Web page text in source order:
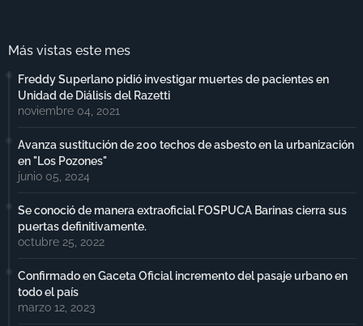
Más vistas este mes
Freddy Superlano pidió investigar muertes de pacientes en
Unidad de Diálisis del Razetti
noviembre 04, 2021
Avanza sustitución de 200 techos de asbesto en la urbanización
en "Los Pozones"
junio 05, 2024
Se conoció de manera extraoficial FOSPUCA Barinas cierra sus
puertas definitivamente.
octubre 25, 2022
Confirmado en Gaceta Oficial incremento del pasaje urbano en
todo el país
marzo 12, 2023